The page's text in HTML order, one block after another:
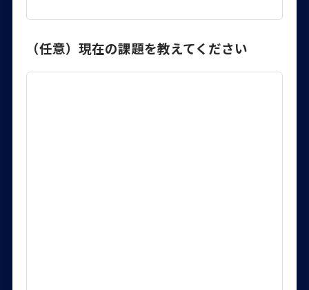
（任意）現在の課題を教えてください